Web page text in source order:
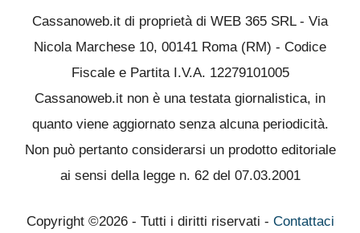
Cassanoweb.it di proprietà di WEB 365 SRL - Via
Nicola Marchese 10, 00141 Roma (RM) - Codice
Fiscale e Partita I.V.A. 12279101005
Cassanoweb.it non è una testata giornalistica, in
quanto viene aggiornato senza alcuna periodicità.
Non può pertanto considerarsi un prodotto editoriale
ai sensi della legge n. 62 del 07.03.2001
Copyright ©2026 - Tutti i diritti riservati - Contattaci